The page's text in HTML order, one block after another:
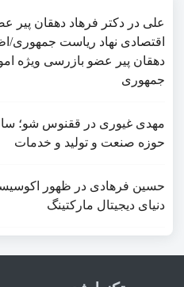
علی در دکتر فرهاد دهقان پیر
اقتصادی نهاد رياست جمهوری/
دهقان پیر عضو بازرسی ویژه
جمهوری
مهدی غیوری در ققنوس شو؛
حوزه صنعت و تولید و خدمات
حسین فرهادی در ظهور
دنیای دیجیتال مارکتینگ